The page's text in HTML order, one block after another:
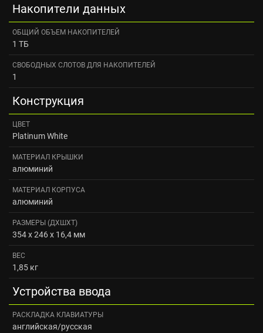
Накопители данных
ОБЩИЙ ОБЪЕМ НАКОПИТЕЛЕЙ
1 ТБ
СВОБОДНЫХ СЛОТОВ ДЛЯ НАКОПИТЕЛЕЙ
1
Конструкция
ЦВЕТ
Platinum White
МАТЕРИАЛ КРЫШКИ
алюминий
МАТЕРИАЛ КОРПУСА
алюминий
РАЗМЕРЫ (ДXШXТ)
354 х 246 х 16,4 мм
ВЕС
1,85 кг
Устройства ввода
РАСКЛАДКА КЛАВИАТУРЫ
английская/русская